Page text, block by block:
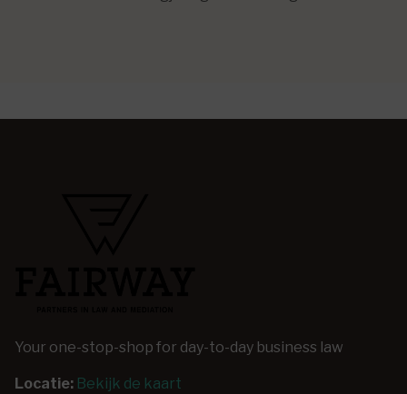
Your one-stop-shop for day-to-day business law
Locatie: Bekijk de kaart